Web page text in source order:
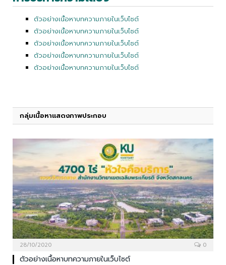
ตัวอย่างเนื้อหาบทความภายในเว็บไซต์
ตัวอย่างเนื้อหาบทความภายในเว็บไซต์
ตัวอย่างเนื้อหาบทความภายในเว็บไซต์
ตัวอย่างเนื้อหาบทความภายในเว็บไซต์
ตัวอย่างเนื้อหาบทความภายในเว็บไซต์
กลุ่มเนื้อหาแสดงภาพประกอบ
28/10/2020 0
ตัวอย่างเนื้อหาบทความภายในเว็บไซต์